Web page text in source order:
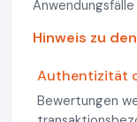
Hinweis zu
Authentizität
Bewertungen